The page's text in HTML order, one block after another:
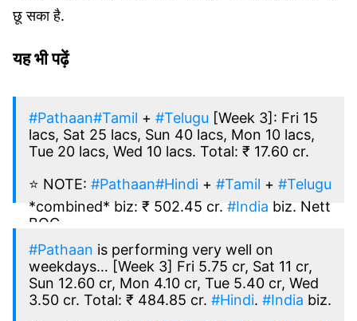
छू सका है.
यह भी पढ़ें
#Pathaan#Tamil + #Telugu [Week 3]: Fri 15
lacs, Sat 25 lacs, Sun 40 lacs, Mon 10 lacs,
Tue 20 lacs, Wed 10 lacs. Total: ₹ 17.60 cr.
⭐️ NOTE: #Pathaan#Hindi + #Tamil + #Telugu
*combined* biz: ₹ 502.45 cr. #India biz. Nett
BOC.
— taran adarsh (@taran_adarsh)February
16, 2023
#Pathaan is performing very well on
weekdays… [Week 3] Fri 5.75 cr, Sat 11 cr,
Sun 12.60 cr, Mon 4.10 cr, Tue 5.40 cr, Wed
3.50 cr. Total: ₹ 484.85 cr. #Hindi. #India biz.